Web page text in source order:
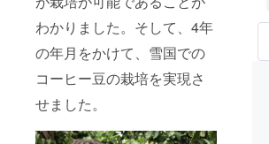
わかりました。そして、4年
の年月をかけて、雪国での
コーヒー豆の栽培を実現さ
せました。